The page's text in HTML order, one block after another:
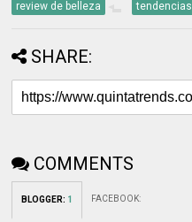
review de belleza tendencias
SHARE:
COMMENTS
BLOGGER: 1 FACEBOOK: